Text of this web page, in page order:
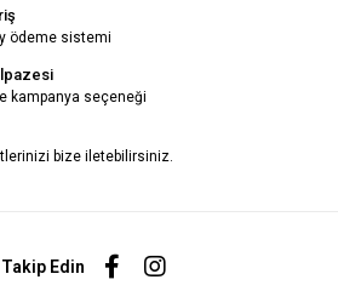
ödeme sistemi
kampanya seçeneği
bize iletebilirsiniz.
Edin